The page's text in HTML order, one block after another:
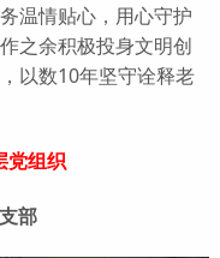
温情贴心，用心守护
之余积极投身文明创
以数10年坚守诠释老
党组织
部